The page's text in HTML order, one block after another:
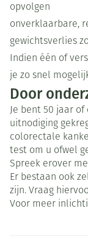
opvolgen
onverklaarbare,
gewichtsverlies
Indien één of
je zo snel
Door
Je bent 50 jaar
uitnodiging
colorectale
test om u ofwel
Spreek erover
Er bestaan ook
zijn. Vraag
Voor meer